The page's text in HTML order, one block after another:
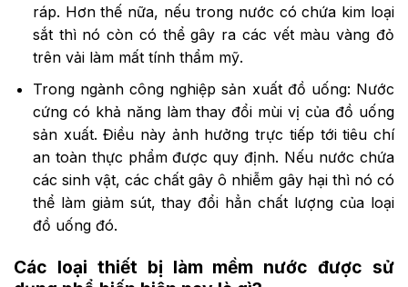
ráp. Hơn thế nữa, nếu trong nước có chứa kim loại
sắt thì nó còn có thể gây ra các vết màu vàng đỏ
trên vải làm mất tính thẩm mỹ.
Trong ngành công nghiệp sản xuất đồ uống: Nước
cứng có khả năng làm thay đổi mùi vị của đồ uống
sản xuất. Điều này ảnh hưởng trực tiếp tới tiêu chí
an toàn thực phẩm được quy định. Nếu nước chứa
các sinh vật, các chất gây ô nhiễm gây hại thì nó có
thể làm giảm sút, thay đổi hẳn chất lượng của loại
đồ uống đó.
Các loại thiết bị làm mềm nước được sử